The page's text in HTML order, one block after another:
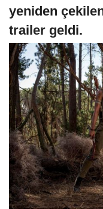
yeniden
trailer geldi.